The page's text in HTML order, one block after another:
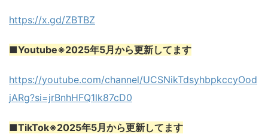
https://x.gd/ZBTBZ
■Youtube※2025年5月から更新してます
https://youtube.com/channel/UCSNikTdsyhbpkccyOod
jARg?si=jrBnhHFQ1lk87cD0
■TikTok※2025年5月から更新してます